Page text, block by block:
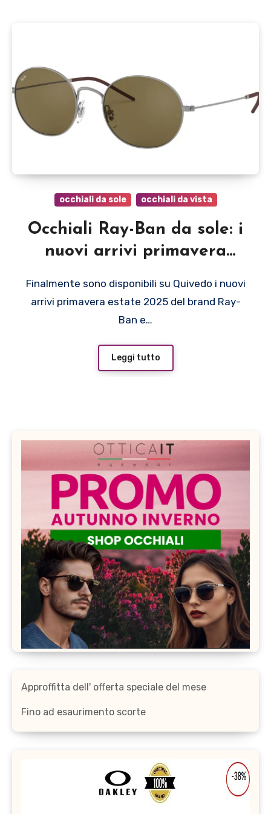
occhiali da sole occhiali da vista
Occhiali Ray-Ban da sole: i
nuovi arrivi primavera
Finalmente sono disponibili su Quivedo i nuovi
arrivi primavera estate 2025 del brand Ray-
Ban e…
Leggi tutto
Approffitta dell' offerta speciale del mese
Fino ad esaurimento scorte